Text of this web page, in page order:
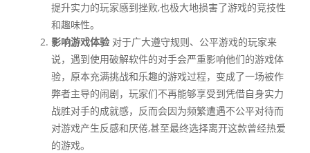
提升实力的玩家感到挫败,也极大地损害了游戏的竞技性
和趣味性。
影响游戏体验 对于广大遵守规则、公平游戏的玩家来
说，遇到使用破解软件的对手会严重影响他们的游戏体
验，原本充满挑战和乐趣的游戏过程，变成了一场被作
弊者主导的闹剧，玩家们不再能够享受到凭借自身实力
战胜对手的成就感，反而会因为频繁遭遇不公平对待而
对游戏产生反感和厌倦,甚至最终选择离开这款曾经热爱
的游戏。